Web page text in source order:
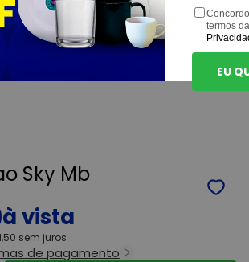
Sky Mb
sem juros
de pagamento
termos
EU